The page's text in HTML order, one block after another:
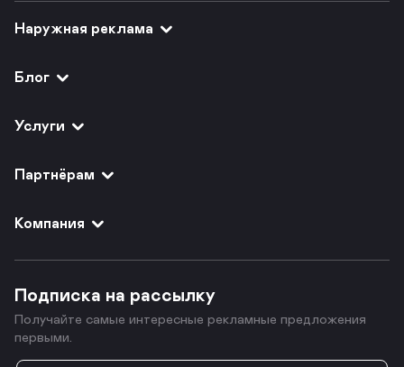
Наружная реклама
Блог
Услуги
Партнёрам
Компания
Подписка на рассылку
Получайте самые интересные рекламные предложения
первыми.